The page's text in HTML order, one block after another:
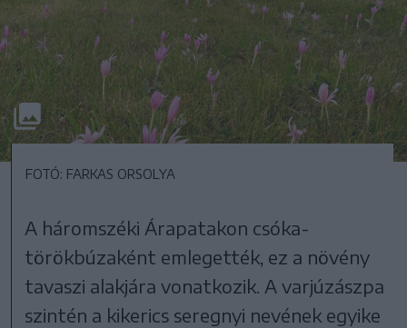
FOTÓ: FARKAS ORSOLYA
A háromszéki Árapatakon csóka-
törökbúzaként emlegették, ez a növény
tavaszi alakjára vonatkozik. A varjúzászpa
szintén a kikerics seregnyi nevének egyike